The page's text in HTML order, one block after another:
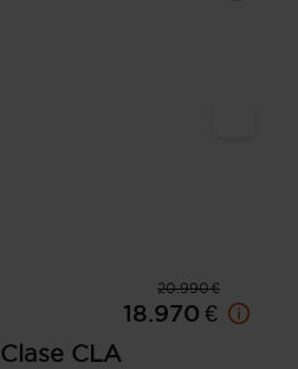
20.990 €
18.970 €
Clase CLA